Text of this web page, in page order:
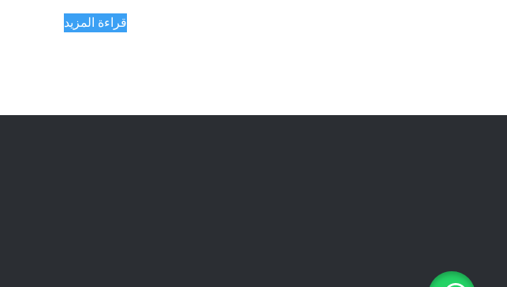
قراءة المزيد